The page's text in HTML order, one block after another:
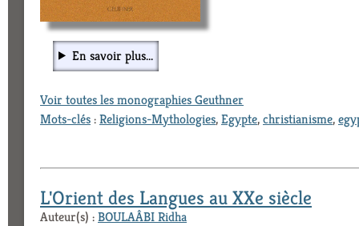
En savoir plus...
Voir toutes les monographies Geuthner
Mots-clés:Religions-Mythologies,Egypte,christianisme,
L'Orient des Langues au XXe siècle
Auteur(s) :BOULAÂBI Ridha